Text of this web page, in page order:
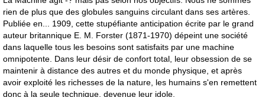
rien de plus que des globules sanguins circulant dans ses artères.
Publiée en... 1909, cette stupéfiante anticipation écrite par le grand
auteur britannique E. M. Forster (1871-1970) dépeint une société
dans laquelle tous les besoins sont satisfaits par une machine
omnipotente. Dans leur désir de confort total, leur obsession de se
maintenir à distance des autres et du monde physique, et après
avoir exploité les richesses de la nature, les humains s'en remettent
donc à la seule technique, devenue leur idole.